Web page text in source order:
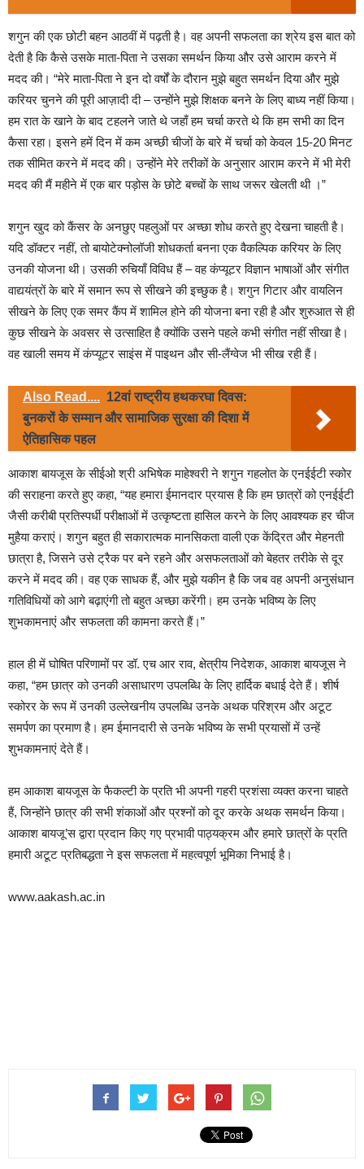
शगुन की एक छोटी बहन आठवीं में पढ़ती है। वह अपनी सफलता का श्रेय इस बात को
देती है कि कैसे उसके माता-पिता ने उसका समर्थन किया और उसे आराम करने में
मदद की। “मेरे माता-पिता ने इन दो वर्षों के दौरान मुझे बहुत समर्थन दिया और मुझे
करियर चुनने की पूरी आज़ादी दी – उन्होंने मुझे शिक्षक बनने के लिए बाध्य नहीं किया।
हम रात के खाने के बाद टहलने जाते थे जहाँ हम चर्चा करते थे कि हम सभी का दिन
कैसा रहा। इसने हमें दिन में कम अच्छी चीजों के बारे में चर्चा को केवल 15-20 मिनट
तक सीमित करने में मदद की। उन्होंने मेरे तरीकों के अनुसार आराम करने में भी मेरी
मदद की मैं महीने में एक बार पड़ोस के छोटे बच्चों के साथ जरूर खेलती थी ।”
शगुन खुद को कैंसर के अनछुए पहलुओं पर अच्छा शोध करते हुए देखना चाहती है।
यदि डॉक्टर नहीं, तो बायोटेक्नोलॉजी शोधकर्ता बनना एक वैकल्पिक करियर के लिए
उनकी योजना थी। उसकी रुचियाँ विविध हैं – वह कंप्यूटर विज्ञान भाषाओं और संगीत
वाद्ययंत्रों के बारे में समान रूप से सीखने की इच्छुक है। शगुन गिटार और वायलिन
सीखने के लिए एक समर कैंप में शामिल होने की योजना बना रही है और शुरुआत से ही
कुछ सीखने के अवसर से उत्साहित है क्योंकि उसने पहले कभी संगीत नहीं सीखा है।
वह खाली समय में कंप्यूटर साइंस में पाइथन और सी-लैंग्वेज भी सीख रही हैं।
Also Read.... 12वां राष्ट्रीय हथकरघा दिवस:
बुनकरों के सम्मान और सामाजिक सुरक्षा की दिशा में
ऐतिहासिक पहल
आकाश बायजूस के सीईओ श्री अभिषेक माहेश्वरी ने शगुन गहलोत के एनईईटी स्कोर
की सराहना करते हुए कहा, “यह हमारा ईमानदार प्रयास है कि हम छात्रों को एनईईटी
जैसी करीबी प्रतिस्पर्धी परीक्षाओं में उत्कृष्टता हासिल करने के लिए आवश्यक हर चीज
मुहैया कराएं। शगुन बहुत ही सकारात्मक मानसिकता वाली एक केंद्रित और मेहनती
छात्रा है, जिसने उसे ट्रैक पर बने रहने और असफलताओं को बेहतर तरीके से दूर
करने में मदद की। वह एक साधक हैं, और मुझे यकीन है कि जब वह अपनी अनुसंधान
गतिविधियों को आगे बढ़ाएंगी तो बहुत अच्छा करेंगी। हम उनके भविष्य के लिए
शुभकामनाएं और सफलता की कामना करते हैं।”
हाल ही में घोषित परिणामों पर डॉ. एच आर राव, क्षेत्रीय निदेशक, आकाश बायजूस ने
कहा, “हम छात्र को उनकी असाधारण उपलब्धि के लिए हार्दिक बधाई देते हैं। शीर्ष
स्कोरर के रूप में उनकी उल्लेखनीय उपलब्धि उनके अथक परिश्रम और अटूट
समर्पण का प्रमाण है। हम ईमानदारी से उनके भविष्य के सभी प्रयासों में उन्हें
शुभकामनाएं देते हैं।
हम आकाश बायजूस के फैकल्टी के प्रति भी अपनी गहरी प्रशंसा व्यक्त करना चाहते
हैं, जिन्होंने छात्र की सभी शंकाओं और प्रश्नों को दूर करके अथक समर्थन किया।
आकाश बायजू’स द्वारा प्रदान किए गए प्रभावी पाठ्यक्रम और हमारे छात्रों के प्रति
हमारी अटूट प्रतिबद्धता ने इस सफलता में महत्वपूर्ण भूमिका निभाई है।
www.aakash.ac.in